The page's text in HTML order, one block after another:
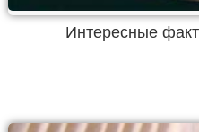
Интересные